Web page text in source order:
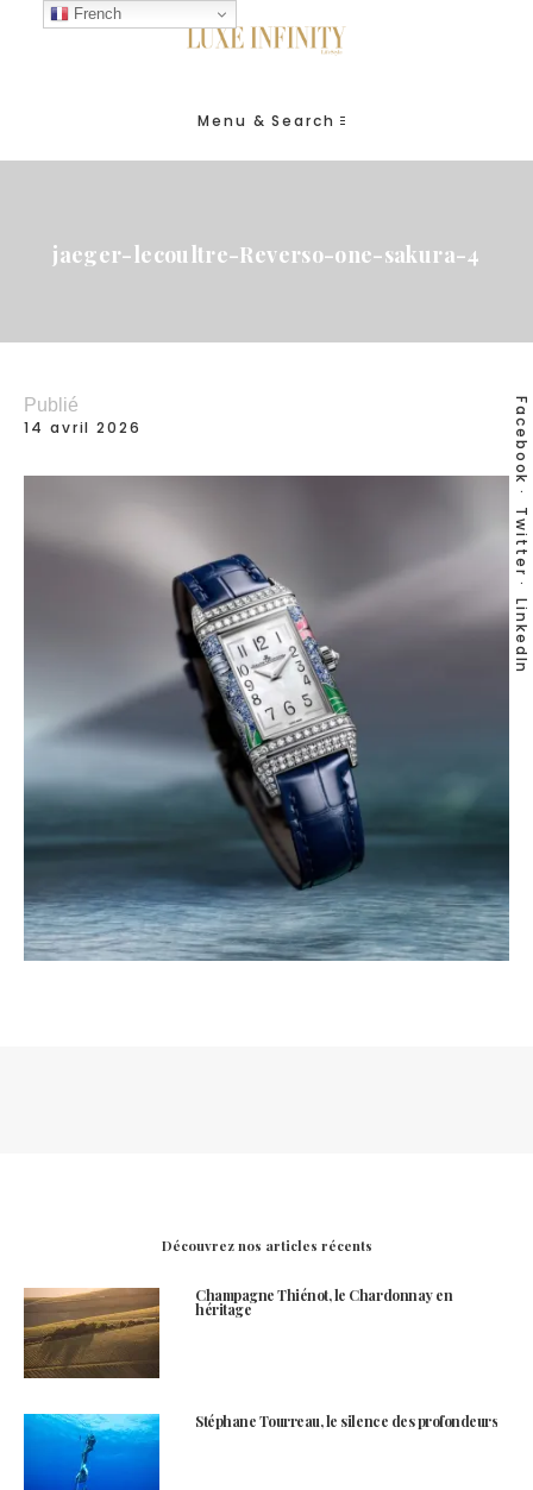
Menu & Search
jaeger-lecoultre-Reverso-one-sakura-4
Facebook
Twitter
LinkedIn
Publié
14 avril 2026
Découvrez nos articles récents
Champagne Thiénot, le Chardonnay en
héritage
Stéphane Tourreau, le silence des profondeurs
French